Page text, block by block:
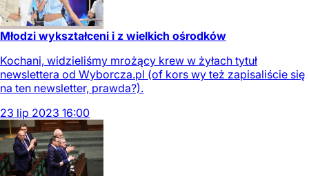
Młodzi wykształceni i z wielkich ośrodków
Kochani, widzieliśmy mrożący krew w żyłach tytuł
newslettera od Wyborcza.pl (of kors wy też zapisaliście się
na ten newsletter, prawda?).
23 lip 2023 16:00